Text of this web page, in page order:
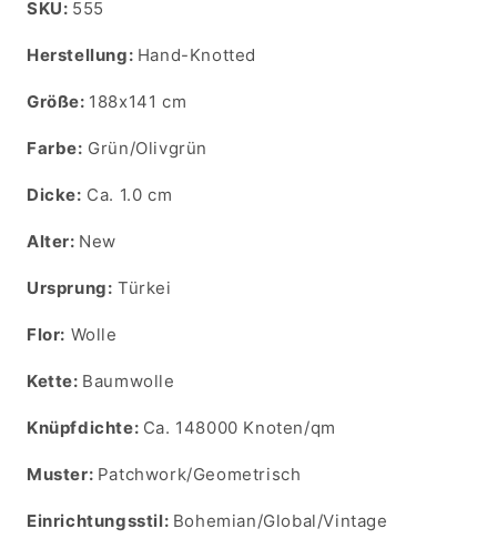
SKU:
SKU: 555
Herstellung: Hand-Knotted
Größe: 188x141 cm
Farbe: Grün/Olivgrün
Dicke: Ca. 1.0 cm
Alter: New
Ursprung: Türkei
Flor: Wolle
Kette: Baumwolle
Knüpfdichte: Ca. 148000 Knoten/qm
Muster: Patchwork/Geometrisch
Einrichtungsstil: Bohemian/Global/Vintage